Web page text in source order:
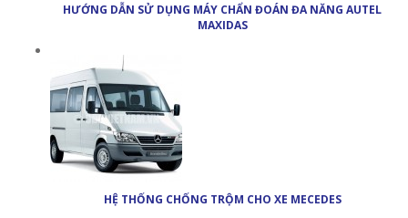
HƯỚNG DẪN SỬ DỤNG MÁY CHẨN ĐOÁN ĐA NĂNG AUTEL
MAXIDAS
HỆ THỐNG CHỐNG TRỘM CHO XE MECEDES